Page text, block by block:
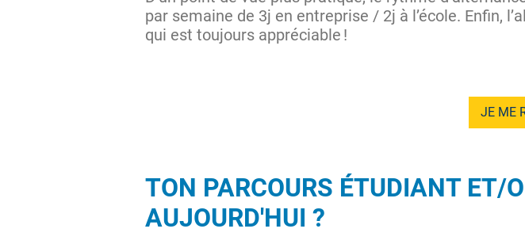
par semaine de 3j en entreprise / 2j à l’école. Enfin,
qui est toujours appréciable !
JE ME
TON PARCOURS ÉTUDIANT ET/
AUJOURD'HUI ?